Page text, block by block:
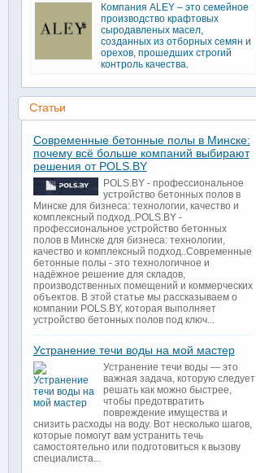
Компания ALEY – это семейное
производство крафтовых
сыродавленых масел,
созданных из отборных семян и
орехов, прошедших строгий
контроль качества.
Статьи
Современные бетонные полы в Минске:
почему всё больше компаний выбирают
решения от POLS.BY
POLS.BY - профессиональное
устройство бетонных полов в
Минске для бизнеса: технологии, качество и
комплексный подход..POLS.BY -
профессиональное устройство бетонных
полов в Минске для бизнеса: технологии,
качество и комплексный подход..Современные
бетонные полы - это технологичное и
надёжное решение для складов,
производственных помещений и коммерческих
объектов. В этой статье мы рассказываем о
компании POLS.BY, которая выполняет
устройство бетонных полов под ключ...
Устранение течи воды на мой мастер
Устранение течи воды — это
важная задача, которую следует
решать как можно быстрее,
чтобы предотвратить
повреждение имущества и
снизить расходы на воду. Вот несколько шагов,
которые помогут вам устранить течь
самостоятельно или подготовиться к вызову
специалиста...